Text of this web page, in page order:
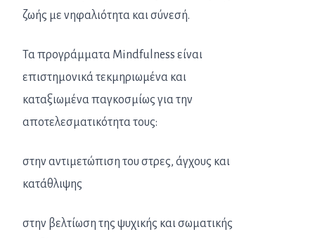
ζωής με νηφαλιότητα και σύνεσή.
Τα προγράμματα Mindfulness είναι
επιστημονικά τεκμηριωμένα και
καταξιωμένα παγκοσμίως για την
αποτελεσματικότητα τους:
στην αντιμετώπιση του στρες, άγχους και
κατάθλιψης
στην βελτίωση της ψυχικής και σωματικής